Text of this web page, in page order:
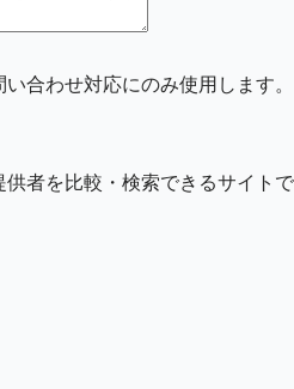
合わせ対応にのみ使用します。
者を比較・検索できるサイトで